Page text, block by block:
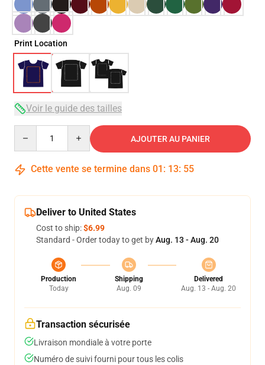
Print Location
Voir le guide des tailles
AJOUTER AU PANIER
Cette vente se termine dans 01 : 13: 54
Deliver to United States
Cost to ship:$6.99
Standard - Order today to get byAug. 13 - Aug. 20
Production
Today
Shipping
Aug. 09
Delivered
Aug. 13 - Aug. 20
Transaction sécurisée
Livraison mondiale à votre porte
Numéro de suivi fourni pour tous les colis